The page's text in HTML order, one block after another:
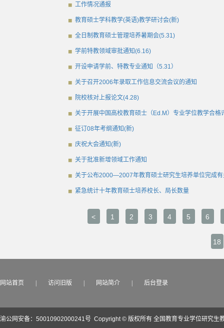
工作情况通报
教育硕士学科教学(英语)教学研讨会(新)
全日制教育硕士管理培养暑期会(5.31)
学前特教领域审批通知(6.16)
开设申请学前、特教专业通知（5.31）
关于召开2006年录取工作信息交流会议的通知
院校核对上报论文(4.28)
关于开展中国高校教育硕士（Ed.M）专业学位教学合
征订08年考纲通知(新)
庆祝大会通知(新)
关于批准新增领域工作通知
关于公布2000—2007年教育硕士研究生培养单位完成
紧急统计十年教育硕士培养校长、局长数量
< 1 2 3 4 5 6
18
网站首页 访问旧版 网站简介 后台登录
渝公网安备：50010902000241号 Copyright © 版权所有 全国教育专业学位研究生